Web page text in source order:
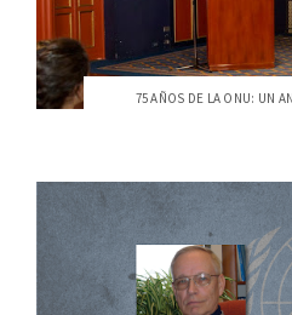
75 AÑOS DE LA ONU: UN